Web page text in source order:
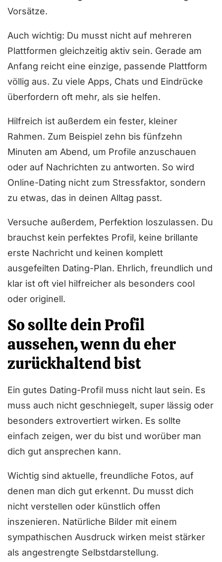
Vorsätze.
Auch wichtig: Du musst nicht auf mehreren
Plattformen gleichzeitig aktiv sein. Gerade am
Anfang reicht eine einzige, passende Plattform
völlig aus. Zu viele Apps, Chats und Eindrücke
überfordern oft mehr, als sie helfen.
Hilfreich ist außerdem ein fester, kleiner
Rahmen. Zum Beispiel zehn bis fünfzehn
Minuten am Abend, um Profile anzuschauen
oder auf Nachrichten zu antworten. So wird
Online-Dating nicht zum Stressfaktor, sondern
zu etwas, das in deinen Alltag passt.
Versuche außerdem, Perfektion loszulassen. Du
brauchst kein perfektes Profil, keine brillante
erste Nachricht und keinen komplett
ausgefeilten Dating-Plan. Ehrlich, freundlich und
klar ist oft viel hilfreicher als besonders cool
oder originell.
So sollte dein Profil
aussehen, wenn du eher
zurückhaltend bist
Ein gutes Dating-Profil muss nicht laut sein. Es
muss auch nicht geschniegelt, super lässig oder
besonders extrovertiert wirken. Es sollte
einfach zeigen, wer du bist und worüber man
dich gut ansprechen kann.
Wichtig sind aktuelle, freundliche Fotos, auf
denen man dich gut erkennt. Du musst dich
nicht verstellen oder künstlich offen
inszenieren. Natürliche Bilder mit einem
sympathischen Ausdruck wirken meist stärker
als angestrengte Selbstdarstellung.